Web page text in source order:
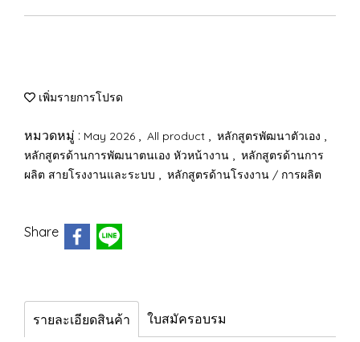
เพิ่มรายการโปรด
หมวดหมู่ : May 2026 , All product , หลักสูตรพัฒนาตัวเอง ,
หลักสูตรด้านการพัฒนาตนเอง หัวหน้างาน , หลักสูตรด้านการ
ผลิต สายโรงงานและระบบ , หลักสูตรด้านโรงงาน / การผลิต
Share
รายละเอียดสินค้า ใบสมัครอบรม